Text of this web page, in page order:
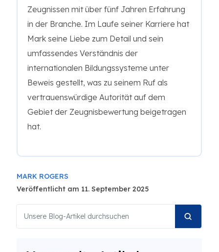
Zeugnissen mit über fünf Jahren Erfahrung
in der Branche. Im Laufe seiner Karriere hat
Mark seine Liebe zum Detail und sein
umfassendes Verständnis der
internationalen Bildungssysteme unter
Beweis gestellt, was zu seinem Ruf als
vertrauenswürdige Autorität auf dem
Gebiet der Zeugnisbewertung beigetragen
hat.
MARK ROGERS
Veröffentlicht am 11. September 2025